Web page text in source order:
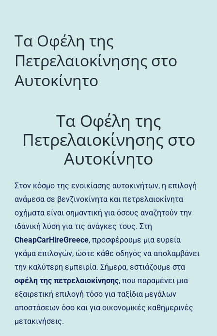
Τα Οφέλη της
Πετρελαιοκίνησης στο
Αυτοκίνητο
Τα Οφέλη της
Πετρελαιοκίνησης στο
Αυτοκίνητο
Στον κόσμο της ενοικίασης αυτοκινήτων, η επιλογή
ανάμεσα σε βενζινοκίνητα και πετρελαιοκίνητα
οχήματα είναι σημαντική για όσους αναζητούν την
ιδανική λύση για τις ανάγκες τους. Στη
CheapCarHireGreece, προσφέρουμε μια ευρεία
γκάμα επιλογών, ώστε κάθε οδηγός να απολαμβάνει
την καλύτερη εμπειρία. Σήμερα, εστιάζουμε στα
οφέλη της πετρελαιοκίνησης, που παραμένει μια
εξαιρετική επιλογή τόσο για ταξίδια μεγάλων
αποστάσεων όσο και για οικονομικές καθημερινές
μετακινήσεις.